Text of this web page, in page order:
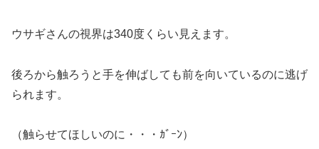
ウサギさんの視界は340度くらい見えます。
後ろから触ろうと手を伸ばしても前を向いているのに逃げ
られます。
（触らせてほしいのに・・・ｶﾞｰﾝ）